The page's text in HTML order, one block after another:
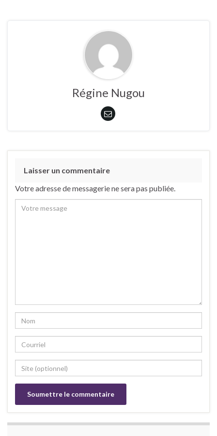
Régine Nugou
Laisser un commentaire
Votre adresse de messagerie ne sera pas publiée.